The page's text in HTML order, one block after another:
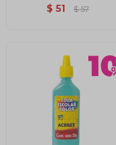
$ 51 $ 57